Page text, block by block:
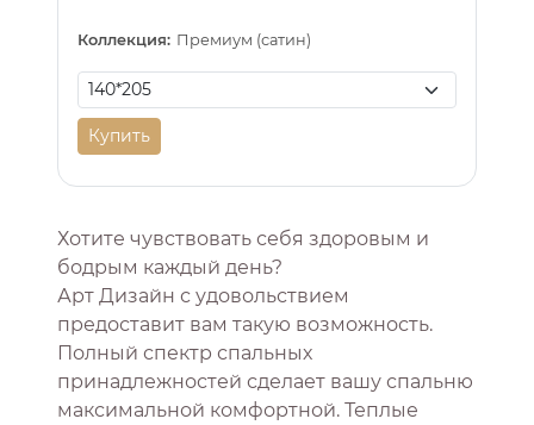
Коллекция: Премиум (сатин)
Купить
Хотите чувствовать себя здоровым и
бодрым каждый день?
Арт Дизайн с удовольствием
предоставит вам такую возможность.
Полный спектр спальных
принадлежностей сделает вашу спальню
максимальной комфортной. Теплые